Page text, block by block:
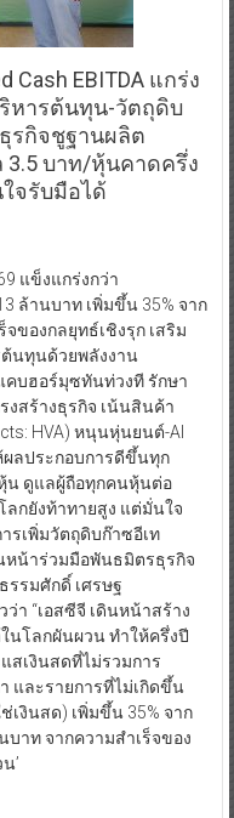
Cash EBITDA แกร่ง
หารต้นทุน-วัตถุดิบ
รกิจชูฐานผลิต
3.5 บาท/หุ้นคาดครึ่ง
จรับมือได้
แข็งแกร่งกว่า
ล้านบาท เพิ่มขึ้น 35% จาก
ของกลยุทธ์เชิงรุก เสริม
ต้นทุนด้วยพลังงาน
คบฮอร์มุซทันท่วงที รักษา
งสร้างธุรกิจ เน้นสินค้า
HVA) หนุนหุ่นยนต์-AI
ลประกอบการดีขึ้นทุก
น ดูแลผู้ถือทุกคนหุ้นต่อ
ลกยังท้าทายสูง แต่มั่นใจ
รเพิ่มวัตถุดิบก๊าซอีเท
หน้าร่วมมือพันธมิตรธุรกิจ
รรมศักดิ์ เศรษฐ
า “เอสซีจี เดินหน้าสร้าง
นโลกผันผวน ทำให้ครึ่งปี
แสเงินสดที่ไม่รวมการ
และรายการที่ไม่เกิดขึ้น
เงินสด) เพิ่มขึ้น 35% จาก
าท จากความสำเร็จของ
’